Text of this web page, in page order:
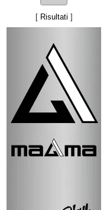
[ Risultati ]